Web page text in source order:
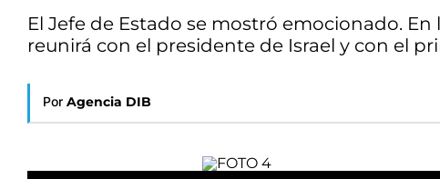
El Jefe de Estado se mostró emocionado. En
reunirá con el presidente de Israel y con el
Por Agencia DIB